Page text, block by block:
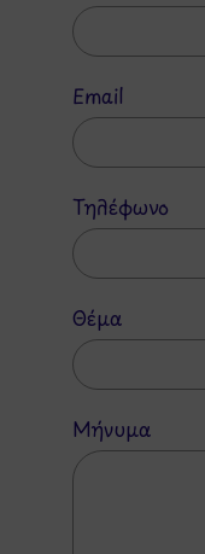
Email
Τηλέφωνο
Θέμα
Μήνυμα